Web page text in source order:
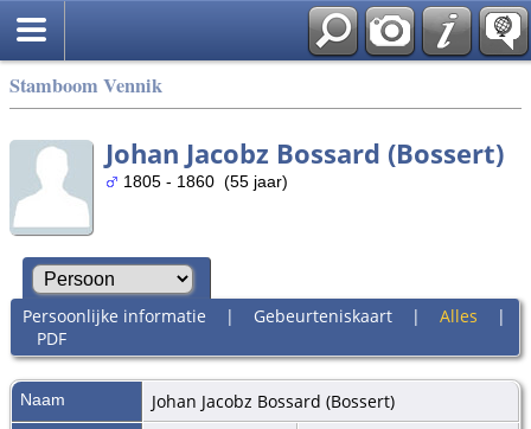
Stamboom Vennik
Johan Jacobz Bossard (Bossert)
1805 - 1860 (55 jaar)
Persoonlijke informatie | Gebeurteniskaart| Alles |
PDF
Naam Johan Jacobz Bossard (Bossert)